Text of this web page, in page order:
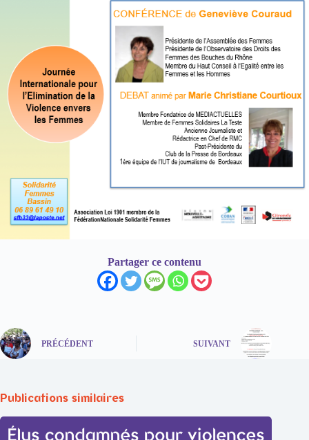
Partager ce contenu
PRÉCÉDENT SUIVANT
Publications similaires